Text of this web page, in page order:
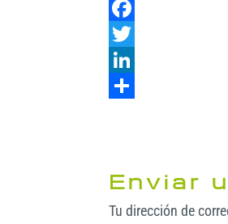
W
h
a
p
F
a
c
o
k
T
w
e
r
L
e
d
p
a
Enviar
Tu dirección de